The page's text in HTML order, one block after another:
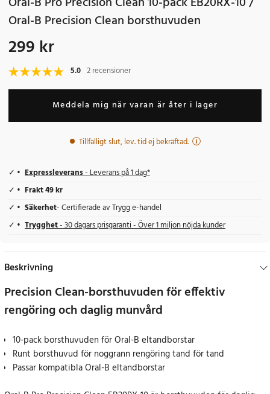
Oral-B Precision Clean borsthuvuden
Pris:299 kr
299 kr
5.0 2 recensioner
Meddela mig när varan är åter i lager
Tillfälligt slut, lev. tid ej bekräftad.
Expressleverans- Leverans på 1 dag*
Frakt 49 kr
Säkerhet- Certifierade av Trygg e-handel
Trygghet- 30 dagars prisgaranti - Över 1 miljon nöjda kunder
Beskrivning
Precision Clean-borsthuvuden för effektiv
rengöring och daglig munvård
10-pack borsthuvuden för Oral-B eltandborstar
Runt borsthuvud för noggrann rengöring tand för tand
Passar kompatibla Oral-B eltandborstar